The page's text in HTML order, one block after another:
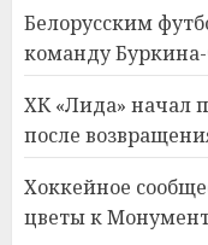
Белорусским
команду
ХК «Лида» начал
после
Хоккейное
цветы к